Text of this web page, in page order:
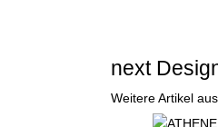
next
Weitere Artikel